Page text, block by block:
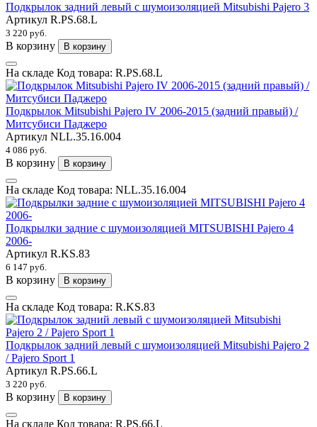
Подкрылок задний левый с шумоизоляцией Mitsubishi Pajero 3
Артикул R.PS.68.L
3 220 руб.
В корзину В корзину
На складе Код товара: R.PS.68.L
Подкрылок Mitsubishi Pajero IV 2006-2015 (задний правый) /
Митсубиси Паджеро
Артикул NLL.35.16.004
4 086 руб.
В корзину В корзину
На складе Код товара: NLL.35.16.004
Подкрылки задние с шумоизоляцией MITSUBISHI Pajero 4
2006-
Артикул R.KS.83
6 147 руб.
В корзину В корзину
На складе Код товара: R.KS.83
Подкрылок задний левый с шумоизоляцией Mitsubishi Pajero 2
/ Pajero Sport 1
Артикул R.PS.66.L
3 220 руб.
В корзину В корзину
На складе Код товара: R.PS.66.L